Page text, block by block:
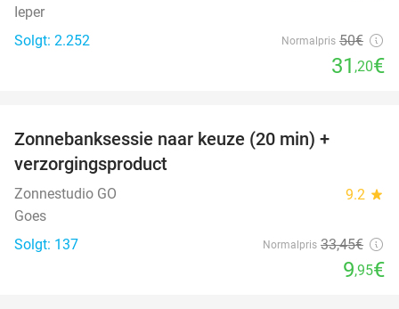
Ieper
Solgt: 2.252
Normalpris 50€
31 ,20€
Zonnebanksessie naar keuze (20 min) +
verzorgingsproduct
Zonnestudio GO 9.2 star
Goes
Solgt: 137
Normalpris 33,45€
9,95€